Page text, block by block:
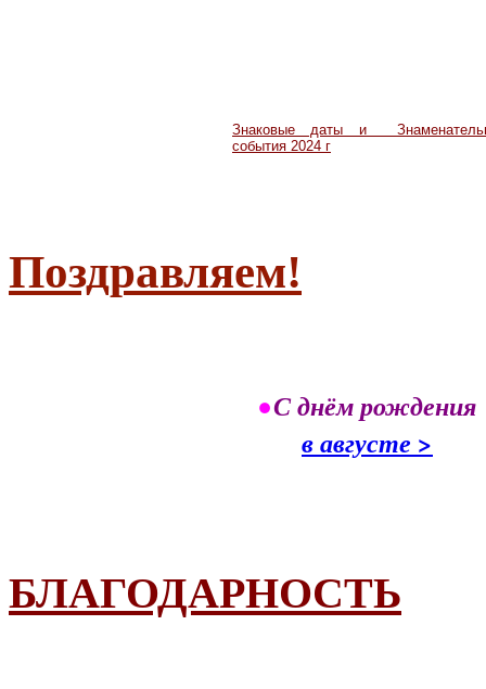
Знаковые даты и
события 2024 г
Поздравляем!
•С днём рождения
в августе >
БЛАГОДАРНОСТЬ